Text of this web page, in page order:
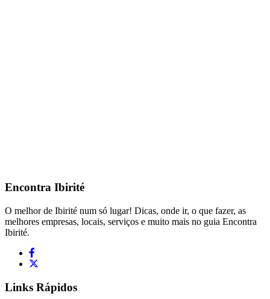
Encontra Ibirité
O melhor de Ibirité num só lugar! Dicas, onde ir, o que fazer, as
melhores empresas, locais, serviços e muito mais no guia Encontra
Ibirité.
Links Rápidos